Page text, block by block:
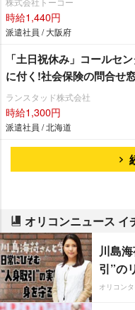
時給1,440円
派遣社員 / 大阪府
「土日祝休み」コールセ
に付く!社会保険の問合せ
ランスタッド株式会社
時給1,300円
派遣社員 / 北海道
オリコンニュース イ
川島
引”の
オリコン